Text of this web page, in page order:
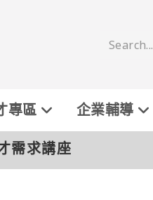
Search...
專區 企業輔導
需求講座